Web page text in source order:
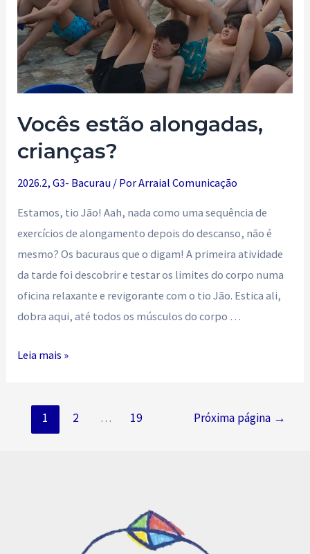
Vocês estão alongadas,
crianças?
2026.2,G3- Bacurau / PorArraial Comunicação
Estamos, tio Jão! Aah, nada como uma sequência de
exercícios de alongamento depois do descanso, não é
mesmo? Os bacuraus que o digam! A primeira atividade
da tarde foi descobrir e testar os limites do corpo numa
oficina relaxante e revigorante com o tio Jão. Estica ali,
dobra aqui, até todos os músculos do corpo …
Vocês
crianças?
Leia mais »
Navegação
1 2 … 19 Próxima página →